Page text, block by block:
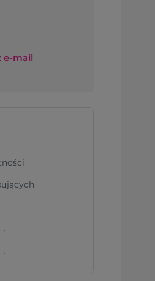
e-mail